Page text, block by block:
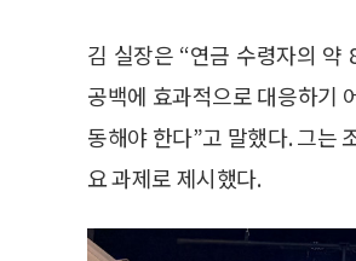
김 실장은 “연금 수령자의
공백에 효과적으로 대응하기
동해야 한다”고 말했다. 그는
요 과제로 제시했다.